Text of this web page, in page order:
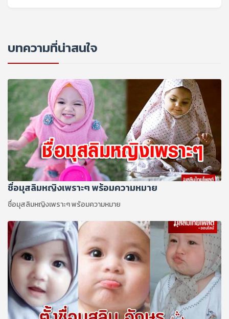
บทความที่น่าสนใจ
ชื่อมุสลิมหญิงเพราะๆ พร้อมความหมาย
ชื่อมุสลิมหญิงเพราะๆ พร้อมความหมาย